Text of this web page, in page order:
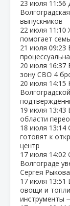
23 июля 11:56
выпускников
22 июля 11:10
помогает
21 июля 09:23
20 июля 16:37
зону СВО 4
20 июля 14:15
19 июля 13:43
области
18 июля 13:14
готовят к
центр
17 июля 14:02
Волгограде
Сергея Рыкова
17 июля 13:51
овощи и
инструменты